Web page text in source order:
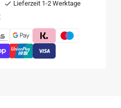
Lieferzeit 1-2 Werktage